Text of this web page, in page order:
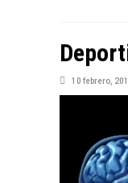
10 febrero,